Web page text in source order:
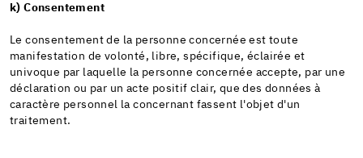
k) Consentement
Le consentement de la personne concernée est toute
manifestation de volonté, libre, spécifique, éclairée et
univoque par laquelle la personne concernée accepte, par une
déclaration ou par un acte positif clair, que des données à
caractère personnel la concernant fassent l'objet d'un
traitement.